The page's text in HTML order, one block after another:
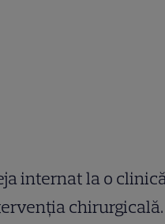
internat la o